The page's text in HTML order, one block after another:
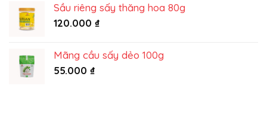
Sầu riêng sấy thăng hoa 80g
120.000 ₫
Mãng cầu sấy dẻo 100g
55.000 ₫